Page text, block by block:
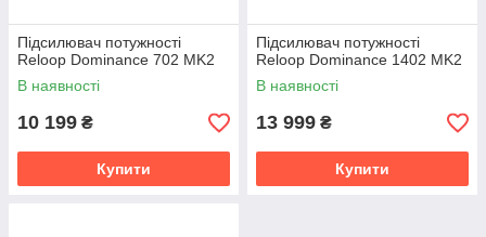
Підсилювач потужності
Reloop Dominance 702 MK2
В наявності
10 199 ₴
Купити
Підсилювач потужності
Reloop Dominance 1402 MK2
В наявності
13 999 ₴
Купити